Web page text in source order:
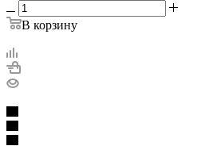
В корзину